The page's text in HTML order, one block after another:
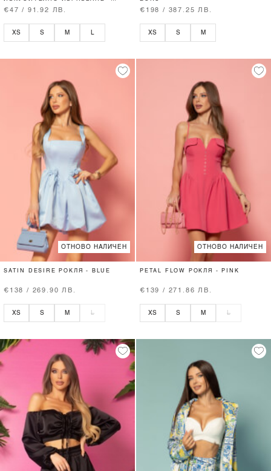
SOFT BEIGE
€47 / 91.92 ЛВ.
XS S M L
€198 / 387.25 ЛВ.
XS S M
ОТНОВО НАЛИЧЕН
SATIN DESIRE РОКЛЯ - BLUE
€138 / 269.90 ЛВ.
XS S M L
ОТНОВО НАЛИЧЕН
PETAL FLOW РОКЛЯ - PINK
€139 / 271.86 ЛВ.
XS S M L